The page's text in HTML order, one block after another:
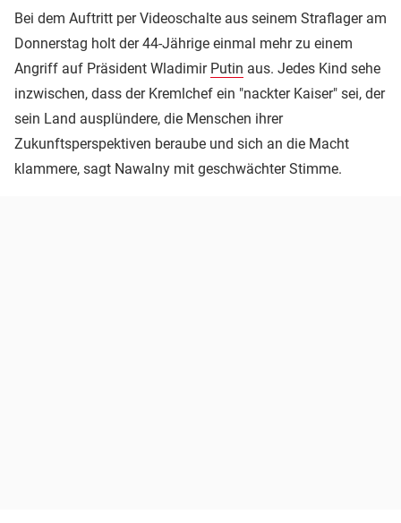
Bei dem Auftritt per Videoschalte aus seinem Straflager am
Donnerstag holt der 44-Jährige einmal mehr zu einem
Angriff auf Präsident Wladimir Putin aus. Jedes Kind sehe
inzwischen, dass der Kremlchef ein "nackter Kaiser" sei, der
sein Land ausplündere, die Menschen ihrer
Zukunftsperspektiven beraube und sich an die Macht
klammere, sagt Nawalny mit geschwächter Stimme.